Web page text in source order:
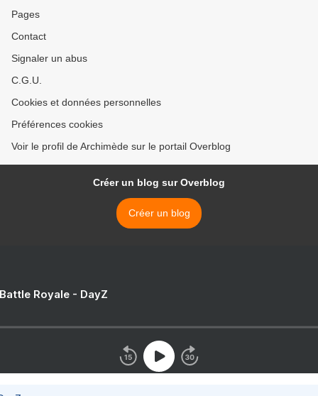
Pages
Contact
Signaler un abus
C.G.U.
Cookies et données personnelles
Préférences cookies
Voir le profil de Archimède sur le portail Overblog
Créer un blog sur Overblog
Créer un blog
Royale - DayZ